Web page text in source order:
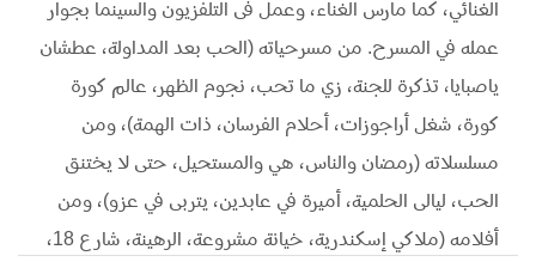
الغنائي، كما مارس الغناء، وعمل فى التلفزيون والسينما بجوار
عمله في المسرح. من مسرحياته (الحب بعد المداولة، عطشان
ياصبايا، تذكرة للجنة، زي ما تحب، نجوم الظهر، عالم كورة
كورة، شغل أراجوزات، أحلام الفرسان، ذات الهمة)، ومن
مسلسلاته (رمضان والناس، هي والمستحيل، حتى لا يختنق
الحب، ليالى الحلمية، أميرة في عابدين، يتربى في عزو)، ومن
أفلامه (ملاكي إسكندرية، خيانة مشروعة، الرهينة، شارع 18،